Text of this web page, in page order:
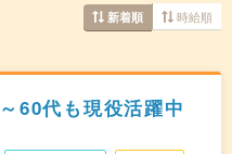
新着順 時給順
60代も現役活躍中